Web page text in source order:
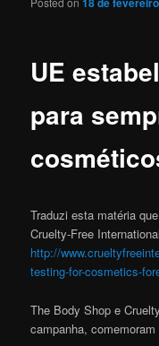
UE
para
Traduzi esta matéria
Cruelty-Free
http://
testing-for-cosmetics-
The Body Shop e
campanha,